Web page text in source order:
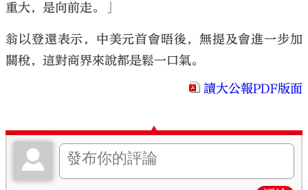
重大，是向前走。」
翁以登還表示，中美元首會晤後，無提及會進一步加
關稅，這對商界來說都是鬆一口氣。
讀大公報PDF版面